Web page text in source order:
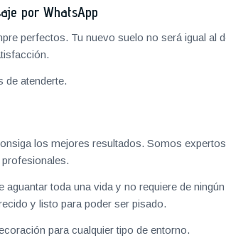
por WhatsApp
perfectos. Tu nuevo suelo no será igual al
de atenderte.
los mejores resultados. Somos
toda una vida y no requiere de
y listo para poder ser pisado.
para cualquier tipo de entorno.